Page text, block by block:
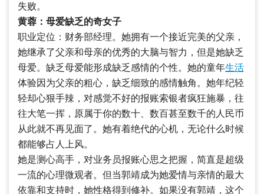
失败。
黄蓉：母爱缺乏的奇女子
职业定位：财务部经理。她拥有一个接近完美的父亲，
她继承了父亲和母亲的优秀的大脑与智力，但是她缺乏
母爱。缺乏母爱能形成缺乏感情的个性。她的童年生活
体验因为父亲的粗心，缺乏细致的感情触角。她年纪轻
轻却心狠手辣，对感觉不好的报账索银者疯狂施暴，往
往大笔一挥，原属于你的数十、数百甚至数千的人民币
从此就不再见面了。她有着绝代的心机，无论什么时候
都能够占人上风。
她是测心高手，对业务员报账心思之把握，简直是超级
一流的心理微观者。但当郭靖成为她爱情与亲情的最大
依靠和支持时，她性格得到修补。如果没有郭靖，这个